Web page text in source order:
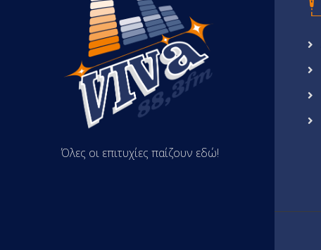
Όλες οι επιτυχίες παίζουν εδώ!